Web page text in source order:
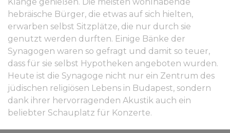
hebräische Bürger, die etwas auf sich hielten,
erwarben selbst Sitzplätze, die nur durch sie
genutzt werden durften. Einige Bänke der
Synagogen waren so gefragt und damit so teuer,
dass für sie selbst Hypotheken angeboten wurden.
Heute ist die Synagoge nicht nur ein Zentrum des
jüdischen religiösen Lebens in Budapest, sondern
dank ihrer hervorragenden Akustik auch ein
beliebter Schauplatz für Konzerte.